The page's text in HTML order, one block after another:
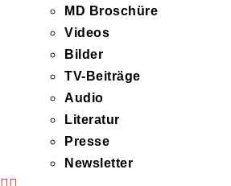
MD Broschüre
Videos
Bilder
TV-Beiträge
Audio
Literatur
Presse
Newsletter